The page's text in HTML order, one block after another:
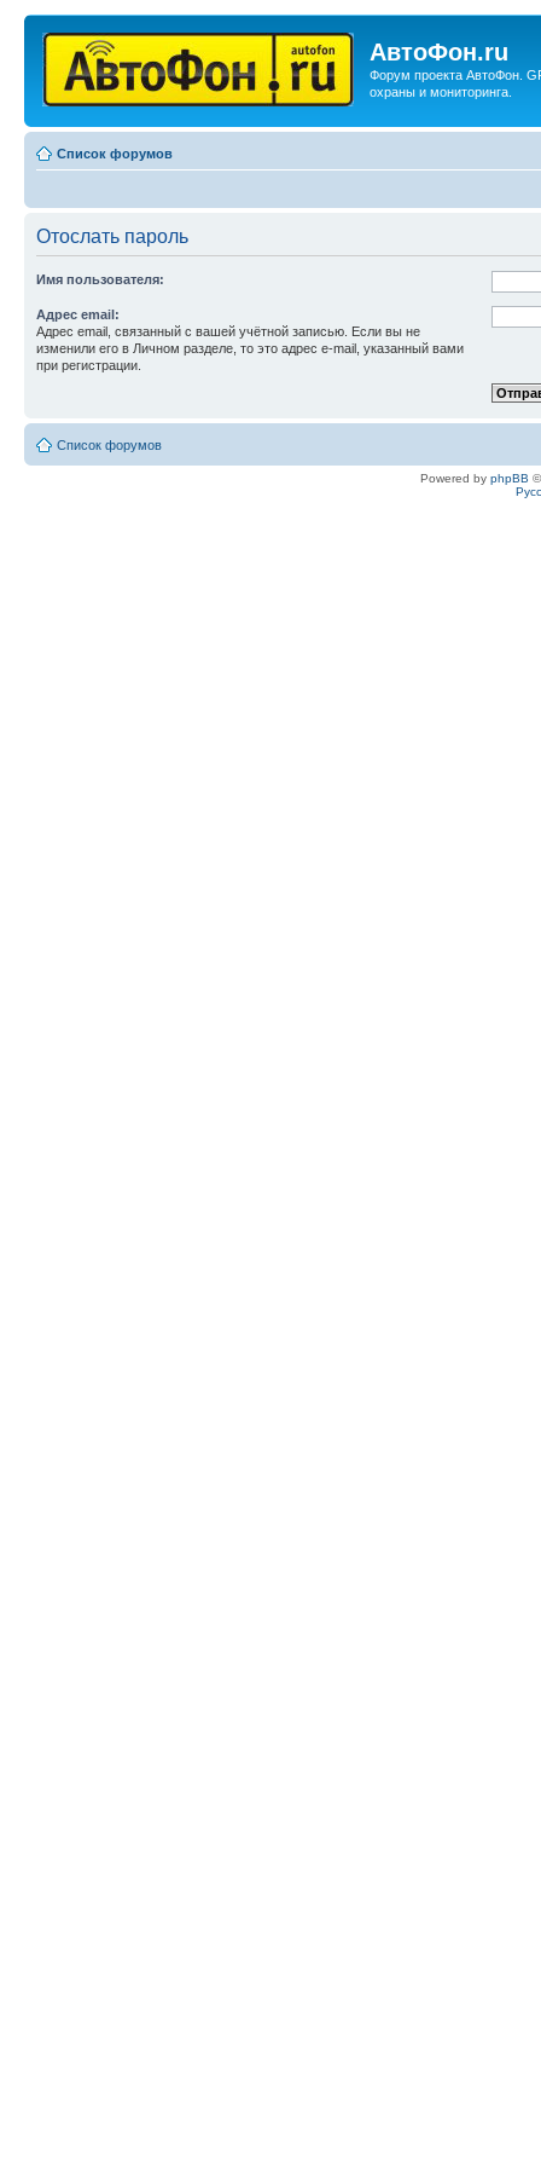
АвтоФон.ru
Форум проекта АвтоФон.
охраны и мониторинга.
Список форумов
Отослать пароль
Имя пользователя:
Адрес email:
Адрес email, связанный с вашей учётной записью. Если вы не
изменили его в Личном разделе, то это адрес e-mail, указанный вами
при регистрации.
Список форумов
Powered by phpBB